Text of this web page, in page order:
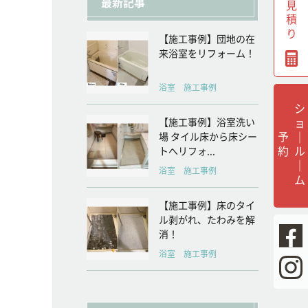
【施工事例】団地の在
来浴室をリフォーム！
浴室 施工事例
【施工事例】浴室洗い
場 タイル床から床シー
トへリフォ...
浴室 施工事例
【施工事例】床のタイ
ル剥がれ、たわみを解
消！
浴室 施工事例
シ
ョ
｜ ル
｜
ム
予
約